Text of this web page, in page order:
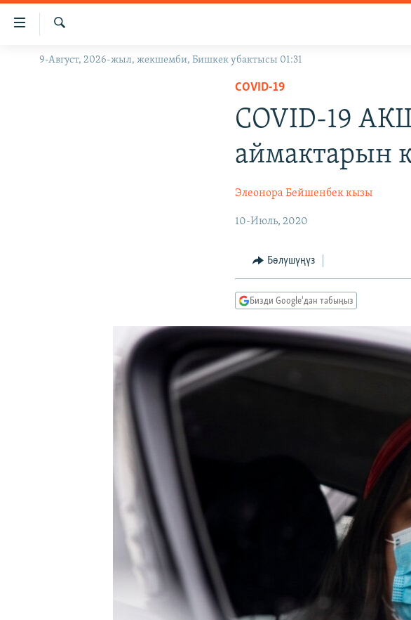
Линктер
Мазмунга
Навигацияга
ЖАҢЫЛЫКТАР
ЫҢГАЙСЫЗ СУРООЛОР
Издөө
9-Август, 2026-жыл, жекшемби, Бишкек убактысы 01:31
COVID-19
COVID-19
аймактарын
Элеонора Бейшенбек кызы
10-Июль, 2020
Бөлүшүңүз
Бизди Google'дан табыңыз